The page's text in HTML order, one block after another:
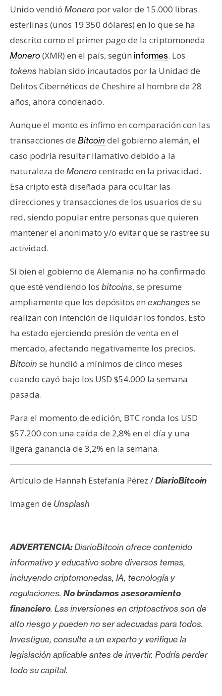
Unido vendió Monero por valor de 15.000 libras
esterlinas (unos 19.350 dólares) en lo que se ha
descrito como el primer pago de la criptomoneda
Monero(XMR) en el país, según informes. Los
tokens habían sido incautados por la Unidad de
Delitos Cibernéticos de Cheshire al hombre de 28
años, ahora condenado.
Aunque el monto es ínfimo en comparación con las
transacciones de Bitcoin del gobierno alemán, el
caso podría resultar llamativo debido a la
naturaleza de Monerocentrado en la privacidad.
Esa cripto está diseñada para ocultar las
direcciones y transacciones de los usuarios de su
red, siendo popular entre personas que quieren
mantener el anonimato y/o evitar que se rastree su
actividad.
Si bien el gobierno de Alemania no ha confirmado
que esté vendiendo los bitcoins, se presume
ampliamente que los depósitos en exchanges se
realizan con intención de liquidar los fondos. Esto
ha estado ejerciendo presión de venta en el
mercado, afectando negativamente los precios.
Bitcoin se hundió a mínimos de cinco meses
cuando cayó bajo los USD $54.000 la semana
pasada.
Para el momento de edición, BTC ronda los USD
$57.200 con una caída de 2,8% en el día y una
ligera ganancia de 3,2% en la semana.
Artículo de Hannah Estefanía Pérez /DiarioBitcoin
Imagen de Unsplash
ADVERTENCIA:DiarioBitcoin ofrece contenido
informativo y educativo sobre diversos temas,
incluyendo criptomonedas, IA, tecnología y
regulaciones. No brindamos asesoramiento
financiero. Las inversiones en criptoactivos son de
alto riesgo y pueden no ser adecuadas para todos.
Investigue, consulte a un experto y verifique la
legislación aplicable antes de invertir. Podría perder
todo su capital.